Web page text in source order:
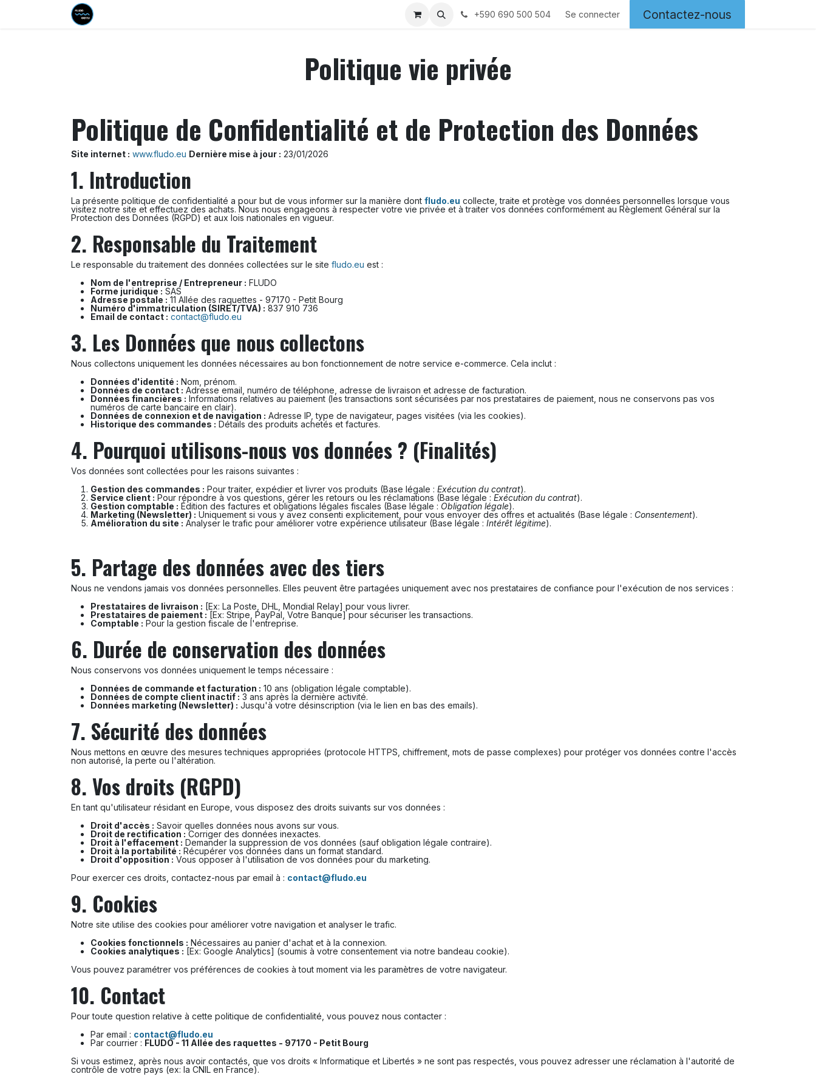
Se rendre au contenu À propos de Fludo +590 690 500 504 Se connecter Contactez-nous
Politique vie privée
Politique de Confidentialité et de Protection des Données
Site internet : www.fludo.eu Dernière mise à jour : 23/01/2026
1. Introduction
La présente politique de confidentialité a pour but de vous informer sur la manière dont fludo.eu collecte, traite et protège vos données personnelles lorsque vous
visitez notre site et effectuez des achats. Nous nous engageons à respecter votre vie privée et à traiter vos données conformément au Règlement Général sur la
Protection des Données (RGPD) et aux lois nationales en vigueur.
2. Responsable du Traitement
Le responsable du traitement des données collectées sur le site fludo.eu est :
Nom de l'entreprise / Entrepreneur : FLUDO
Forme juridique : SAS
Adresse postale : 11 Allée des raquettes - 97170 - Petit Bourg
Numéro d'immatriculation (SIRET/TVA) : 837 910 736
Email de contact : contact@fludo.eu
3. Les Données que nous collectons
Nous collectons uniquement les données nécessaires au bon fonctionnement de notre service e-commerce. Cela inclut :
Données d'identité : Nom, prénom.
Données de contact : Adresse email, numéro de téléphone, adresse de livraison et adresse de facturation.
Données financières : Informations relatives au paiement (les transactions sont sécurisées par nos prestataires de paiement, nous ne conservons pas vos
numéros de carte bancaire en clair).
Données de connexion et de navigation : Adresse IP, type de navigateur, pages visitées (via les cookies).
Historique des commandes : Détails des produits achetés et factures.
4. Pourquoi utilisons-nous vos données ? (Finalités)
Vos données sont collectées pour les raisons suivantes :
Gestion des commandes : Pour traiter, expédier et livrer vos produits (Base légale : Exécution du contrat).
Service client : Pour répondre à vos questions, gérer les retours ou les réclamations (Base légale : Exécution du contrat).
Gestion comptable : Édition des factures et obligations légales fiscales (Base légale : Obligation légale).
Marketing (Newsletter) : Uniquement si vous y avez consenti explicitement, pour vous envoyer des offres et actualités (Base légale : Consentement).
Amélioration du site : Analyser le trafic pour améliorer votre expérience utilisateur (Base légale : Intérêt légitime).
5. Partage des données avec des tiers
Nous ne vendons jamais vos données personnelles. Elles peuvent être partagées uniquement avec nos prestataires de confiance pour l'exécution de nos services :
Prestataires de livraison : [Ex: La Poste, DHL, Mondial Relay] pour vous livrer.
Prestataires de paiement : [Ex: Stripe, PayPal, Votre Banque] pour sécuriser les transactions.
Comptable : Pour la gestion fiscale de l'entreprise.
6. Durée de conservation des données
Nous conservons vos données uniquement le temps nécessaire :
Données de commande et facturation : 10 ans (obligation légale comptable).
Données de compte client inactif : 3 ans après la dernière activité.
Données marketing (Newsletter) : Jusqu'à votre désinscription (via le lien en bas des emails).
7. Sécurité des données
Nous mettons en œuvre des mesures techniques appropriées (protocole HTTPS, chiffrement, mots de passe complexes) pour protéger vos données contre l'accès
non autorisé, la perte ou l'altération.
8. Vos droits (RGPD)
En tant qu'utilisateur résidant en Europe, vous disposez des droits suivants sur vos données :
Droit d'accès : Savoir quelles données nous avons sur vous.
Droit de rectification : Corriger des données inexactes.
Droit à l'effacement : Demander la suppression de vos données (sauf obligation légale contraire).
Droit à la portabilité : Récupérer vos données dans un format standard.
Droit d'opposition : Vous opposer à l'utilisation de vos données pour du marketing.
Pour exercer ces droits, contactez-nous par email à : contact@fludo.eu
9. Cookies
Notre site utilise des cookies pour améliorer votre navigation et analyser le trafic.
Cookies fonctionnels : Nécessaires au panier d'achat et à la connexion.
Cookies analytiques : [Ex: Google Analytics] (soumis à votre consentement via notre bandeau cookie).
Vous pouvez paramétrer vos préférences de cookies à tout moment via les paramètres de votre navigateur.
10. Contact
Pour toute question relative à cette politique de confidentialité, vous pouvez nous contacter :
Par email : contact@fludo.eu
Par courrier : FLUDO - 11 Allée des raquettes - 97170 - Petit Bourg
Si vous estimez, après nous avoir contactés, que vos droits « Informatique et Libertés » ne sont pas respectés, vous pouvez adresser une réclamation à l'autorité de
contrôle de votre pays (ex: la CNIL en France).